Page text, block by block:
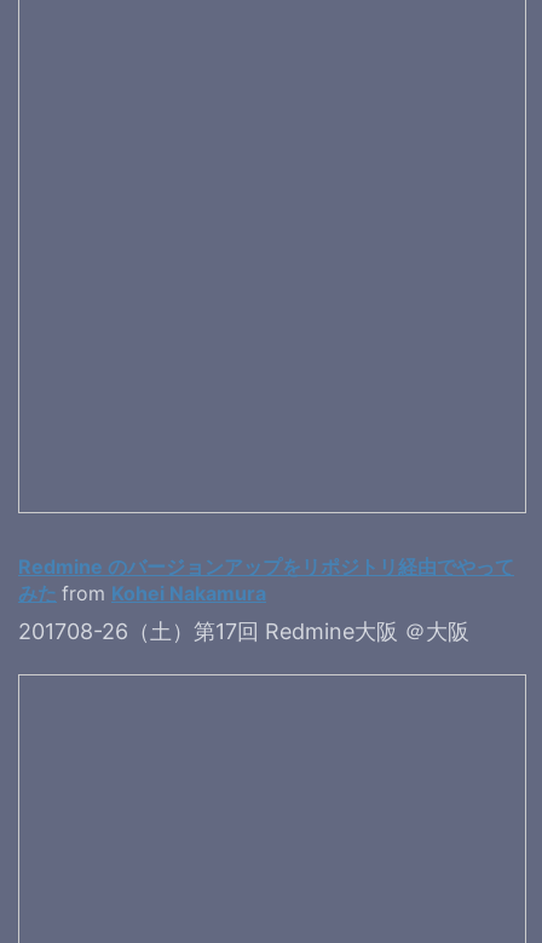
Redmine のバージョンアップをリポジトリ経由でやって
みた from Kohei Nakamura
201708-26（土）第17回 Redmine大阪 ＠大阪